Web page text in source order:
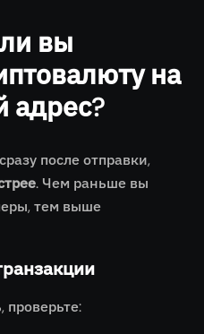
вы
на
адрес?
после отправки,
. Чем раньше вы
тем выше
проверьте: